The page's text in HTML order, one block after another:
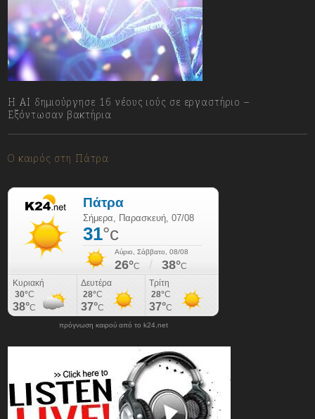
H AI δημιούργησε 16 νέους ιούς σε εργαστήριο –
Εξόντωσαν βακτήρια
Ο καιρός στη Πάτρα
πρόγνωση καιρού από το k24.net